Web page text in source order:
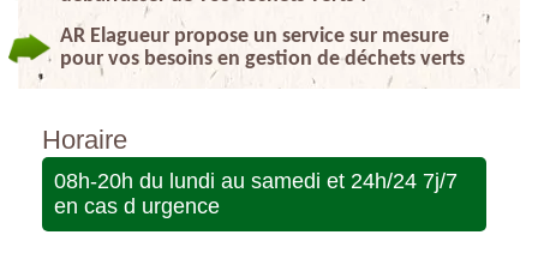
AR Elagueur propose un service sur mesure
pour vos besoins en gestion de déchets verts
Horaire
08h-20h du lundi au samedi et 24h/24 7j/7
en cas d urgence